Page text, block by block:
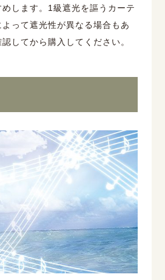
します。1級遮光を謳うカーテ
って遮光性が異なる場合もあ
してから購入してください。